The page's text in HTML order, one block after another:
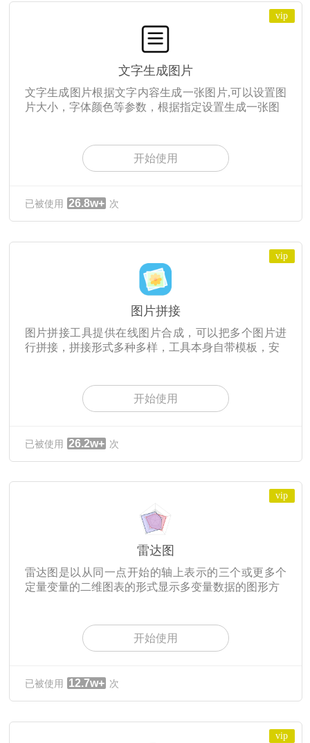
vip
文字生成图片
文字生成图片根据文字内容生成一张图片,可以设置图
片大小，字体颜色等参数，根据指定设置生成一张图
开始使用
已被使用 26.8w+ 次
vip
图片拼接
图片拼接工具提供在线图片合成，可以把多个图片进
行拼接，拼接形式多种多样，工具本身自带模板，安
开始使用
已被使用 26.2w+ 次
vip
雷达图
雷达图是以从同一点开始的轴上表示的三个或更多个
定量变量的二维图表的形式显示多变量数据的图形方
开始使用
已被使用 12.7w+ 次
vip